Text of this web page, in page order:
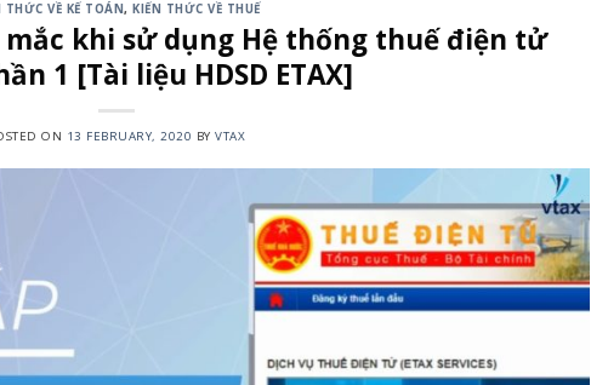
THỨC VỀ KẾ TOÁN, KIẾN THỨC VỀ THUẾ
khi sử dụng Hệ thống thuế điện tử
1 [Tài liệu HDSD ETAX]
ON 13 FEBRUARY, 2020 BYVTAX